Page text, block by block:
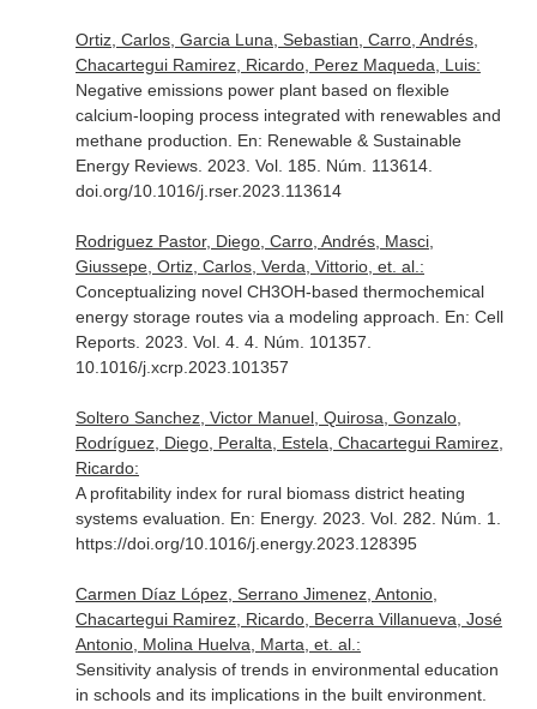
Ortiz, Carlos, Garcia Luna, Sebastian, Carro, Andrés,
Chacartegui Ramirez, Ricardo, Perez Maqueda, Luis:
Negative emissions power plant based on flexible
calcium-looping process integrated with renewables and
methane production. En: Renewable & Sustainable
Energy Reviews. 2023. Vol. 185. Núm. 113614.
doi.org/10.1016/j.rser.2023.113614
Rodriguez Pastor, Diego, Carro, Andrés, Masci,
Giussepe, Ortiz, Carlos, Verda, Vittorio, et. al.:
Conceptualizing novel CH3OH-based thermochemical
energy storage routes via a modeling approach. En: Cell
Reports. 2023. Vol. 4. 4. Núm. 101357.
10.1016/j.xcrp.2023.101357
Soltero Sanchez, Victor Manuel, Quirosa, Gonzalo,
Rodríguez, Diego, Peralta, Estela, Chacartegui Ramirez,
Ricardo:
A profitability index for rural biomass district heating
systems evaluation. En: Energy. 2023. Vol. 282. Núm. 1.
https://doi.org/10.1016/j.energy.2023.128395
Carmen Díaz López, Serrano Jimenez, Antonio,
Chacartegui Ramirez, Ricardo, Becerra Villanueva, José
Antonio, Molina Huelva, Marta, et. al.:
Sensitivity analysis of trends in environmental education
in schools and its implications in the built environment.